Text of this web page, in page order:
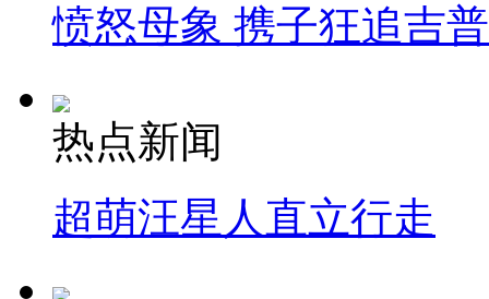
愤怒母象 携子狂追吉
热点新闻
超萌汪星人直立行走